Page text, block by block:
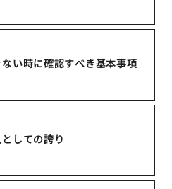
い時に確認すべき基本事項
しての誇り